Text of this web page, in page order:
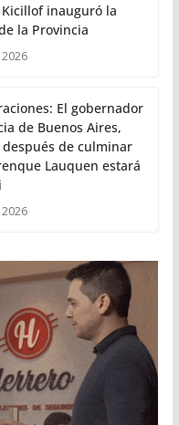
Kicillof inauguró la
la Provincia
El gobernador
de Buenos Aires,
de culminar
Lauquen estará